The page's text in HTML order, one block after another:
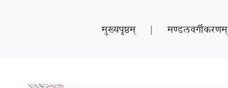
मुख्यपृष्ठम् | मण्डलवर्गीकरणम्